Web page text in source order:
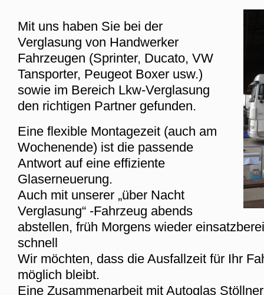
Mit uns haben Sie bei der
Verglasung von Handwerker
Fahrzeugen (Sprinter, Ducato, VW
Tansporter, Peugeot Boxer usw.)
sowie im Bereich Lkw-Verglasung
den richtigen Partner gefunden.
Eine flexible Montagezeit (auch am
Wochenende) ist die passende
Antwort auf eine effiziente
Glaserneuerung.
Auch mit unserer „über Nacht
Verglasung“ -Fahrzeug abends
abstellen, früh Morgens wieder
schnell
Wir möchten, dass die Ausfallzeit für Ihr
möglich bleibt.
Eine Zusammenarbeit mit Autoglas